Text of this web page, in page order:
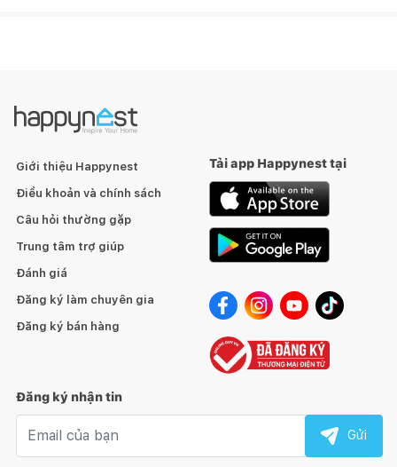
Giới thiệu Happynest
Điều khoản và chính sách
Câu hỏi thường gặp
Trung tâm trợ giúp
Đánh giá
Đăng ký làm chuyên gia
Đăng ký bán hàng
Tải app Happynest tại
Đăng ký nhận tin
Gửi